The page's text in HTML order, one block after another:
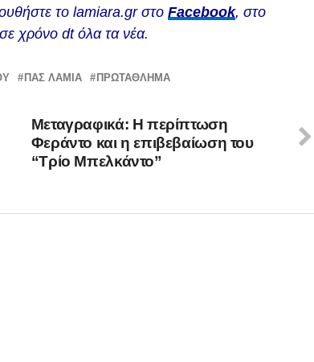
το lamiara.gr στο Facebook, στο
σε χρόνο dt όλα τα νέα.
ΠΑΣ ΛΑΜΙΑ ΠΡΩΤΆΘΛΗΜΑ
Μεταγραφικά: Η περίπτωση
Φεράντο και η επιβεβαίωση του
“Τρίο Μπελκάντο”